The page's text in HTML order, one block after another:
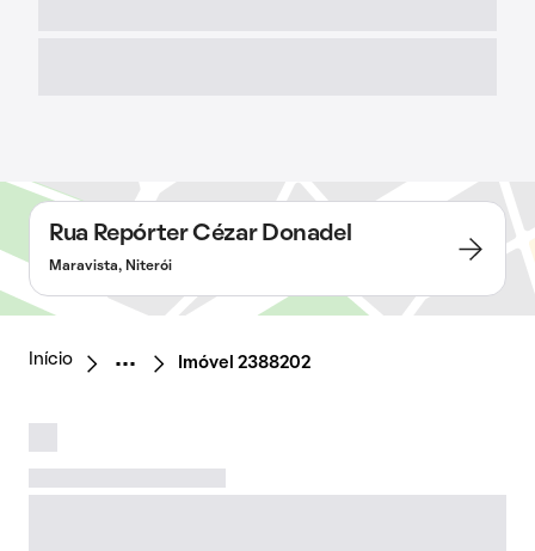
Rua Repórter Cézar Donadel
Maravista, Niterói
Início Imóvel 2388202